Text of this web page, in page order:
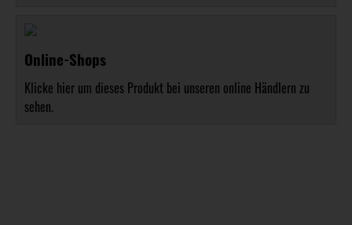
Online-Shops
Klicke hier um dieses Produkt bei unseren online Händlern zu
sehen.